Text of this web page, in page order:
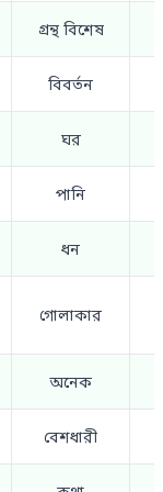
গ্রন্থ বিশেষ
বিবর্তন
ঘর
পানি
ধন
গোলাকার
অনেক
বেশধারী